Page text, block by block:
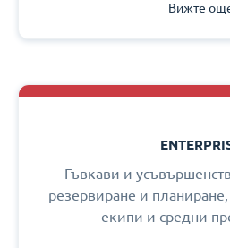
Вижте
Гъвкави и
резервиране и
екипи и средни